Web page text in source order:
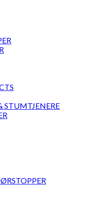
STUMTJENERE